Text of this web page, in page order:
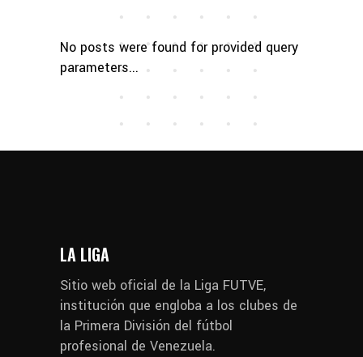
No posts were found for provided query
parameters...
LA LIGA
Sitio web oficial de la Liga FUTVE,
institución que engloba a los clubes de
la Primera División del fútbol
profesional de Venezuela.